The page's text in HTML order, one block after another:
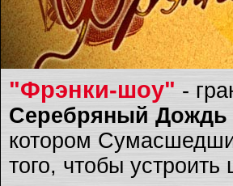
"Фрэнки-шоу" -
Серебряный Дождь
котором
того, чтобы